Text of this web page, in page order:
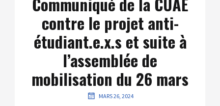
contre le projet anti-
étudiant.e.x.s et suite à
l’assemblée de
mobilisation du 26 mars
MARS 26, 2024